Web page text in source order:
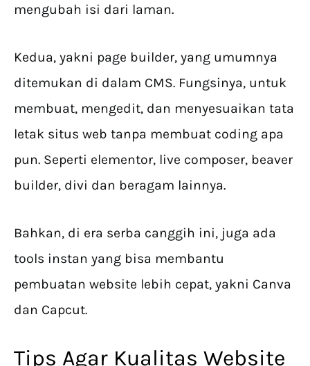
mengubah isi dari laman.
Kedua, yakni page builder, yang umumnya
ditemukan di dalam CMS. Fungsinya, untuk
membuat, mengedit, dan menyesuaikan tata
letak situs web tanpa membuat coding apa
pun. Seperti elementor, live composer, beaver
builder, divi dan beragam lainnya.
Bahkan, di era serba canggih ini, juga ada
tools instan yang bisa membantu
pembuatan website lebih cepat, yakni Canva
dan Capcut.
Tips Agar Kualitas Website